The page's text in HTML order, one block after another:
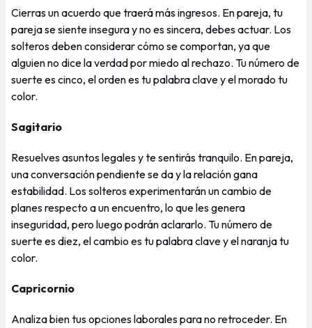
Cierras un acuerdo que traerá más ingresos. En pareja, tu
pareja se siente insegura y no es sincera, debes actuar. Los
solteros deben considerar cómo se comportan, ya que
alguien no dice la verdad por miedo al rechazo. Tu número de
suerte es cinco, el orden es tu palabra clave y el morado tu
color.
Sagitario
Resuelves asuntos legales y te sentirás tranquilo. En pareja,
una conversación pendiente se da y la relación gana
estabilidad. Los solteros experimentarán un cambio de
planes respecto a un encuentro, lo que les genera
inseguridad, pero luego podrán aclararlo. Tu número de
suerte es diez, el cambio es tu palabra clave y el naranja tu
color.
Capricornio
Analiza bien tus opciones laborales para no retroceder. En